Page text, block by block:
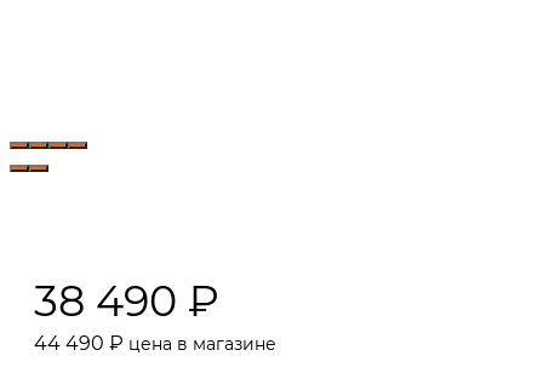
38 490 ₽
44 490 ₽ цена в магазине